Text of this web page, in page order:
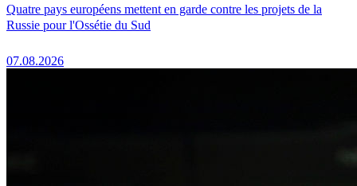
Quatre pays européens mettent en garde contre les projets de la
Russie pour l'Ossétie du Sud
07.08.2026